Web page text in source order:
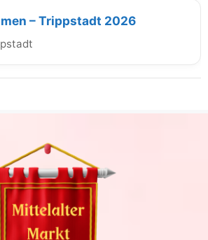
– Trippstadt 2026